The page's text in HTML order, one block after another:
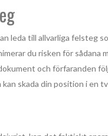
leda till allvarliga felsteg
du risken för sådana
och förfaranden
skada din position i en